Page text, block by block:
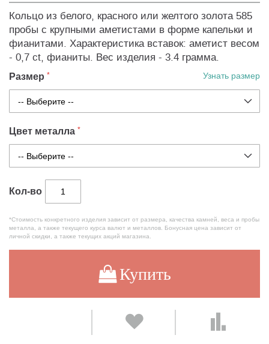
Кольцо из белого, красного или желтого золота 585
пробы с крупными аметистами в форме капельки и
фианитами. Характеристика вставок: аметист весом
- 0,7 ct, фианиты. Вес изделия - 3.4 грамма.
Размер Узнать размер
Цвет металла
Кол-во
*Стоимость конкретного изделия зависит от размера, качества камней, веса и пробы
металла, а также текущего курса валют и металлов. Бонусная цена зависит от
личной скидки, а также текущих акций магазина.
Купить